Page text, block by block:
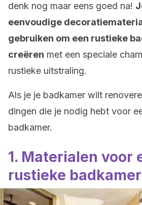
denk nog maar eens goed na!
eenvoudige
gebruiken om een rustieke
creëren met een speciale
rustieke uitstraling.
Als je je badkamer wilt
dingen die je nodig hebt voor
badkamer.
1. Materialen voor
rustieke badkamer